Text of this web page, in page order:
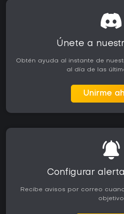
Únete a
Obtén ayuda al instante de
al día de las
Unirme
Configurar
Recibe avisos por correo
objetivo